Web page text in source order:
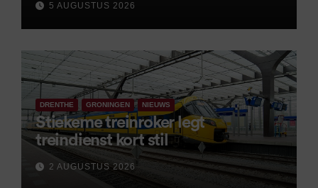
5 AUGUSTUS 2026
DRENTHE GRONINGEN NIEUWS
Stiekeme treinroker legt
treindienst kort stil
2 AUGUSTUS 2026